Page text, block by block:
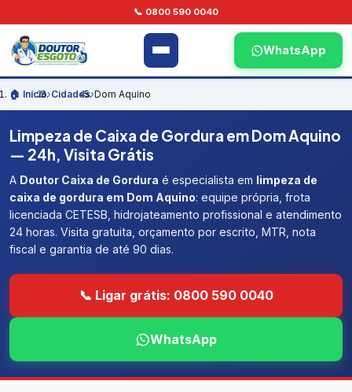
📞 0800 590 0040
WhatsApp
🏠 Início›Cidades›Dom Aquino
Limpeza de Caixa de Gordura em Dom Aquino
— 24h, Visita Grátis
A Doutor Caixa de Gordura é especialista em limpeza de
caixa de gordura em Dom Aquino: equipe própria, frota
licenciada CETESB, hidrojateamento profissional e atendimento
24 horas. Visita gratuita, orçamento por escrito, MTR, nota
fiscal e garantia de até 90 dias.
📞 Ligar grátis: 0800 590 0040
WhatsApp